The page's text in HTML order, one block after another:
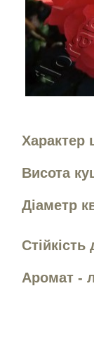
Характер
Висота
Діаметр
Аромат -